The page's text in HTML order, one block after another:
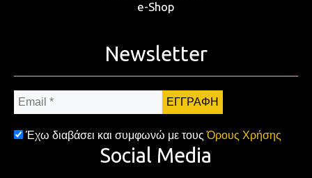
e-Shop
Newsletter
Email
*
Έχω διαβάσει και συμφωνώ με τουςΌρους Χρήσης
Social Media